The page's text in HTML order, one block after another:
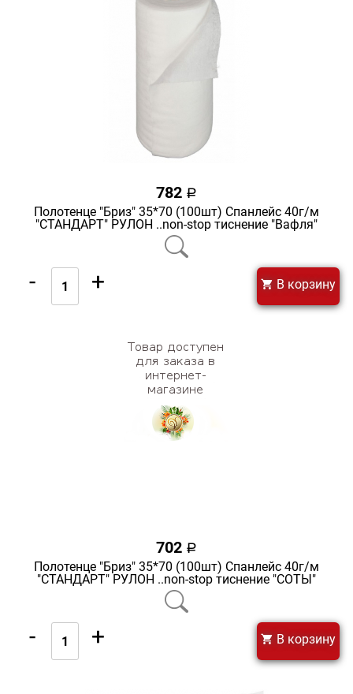
782 a
Полотенце "Бриз" 35*70 (100шт) Спанлейс 40г/м
"СТАНДАРТ" РУЛОН ..non-stop тиснение "Вафля"
- + В корзину
702 a
Полотенце "Бриз" 35*70 (100шт) Спанлейс 40г/м
"СТАНДАРТ" РУЛОН ..non-stop тиснение "СОТЫ"
- + В корзину